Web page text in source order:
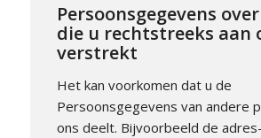
Persoonsgegevens
die u rechtstreeks aan
verstrekt
Het kan voorkomen dat u de
Persoonsgegevens van andere
ons deelt. Bijvoorbeeld de